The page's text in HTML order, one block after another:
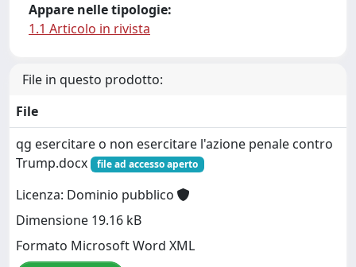
Appare nelle tipologie:
1.1 Articolo in rivista
File in questo prodotto:
File
qg esercitare o non esercitare l'azione penale contro
Trump.docx
file ad accesso aperto
Licenza: Dominio pubblico
Dimensione 19.16 kB
Formato Microsoft Word XML